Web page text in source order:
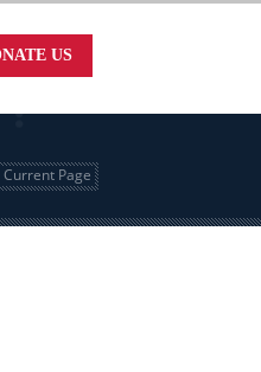
US
Current Page